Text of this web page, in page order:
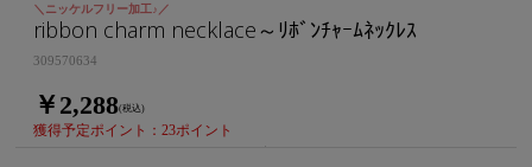
＼ニッケルフリー加工♪／
ribbon charm necklace～ﾘﾎﾞﾝﾁｬｰﾑﾈｯｸﾚｽ
309570634
￥2,288(税込)
獲得予定ポイント：23ポイント